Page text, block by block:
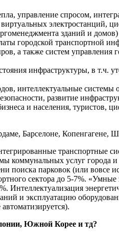
управление спросом,
электростанций,
зданий и домов)
городской транспортной
а также систем
инфраструктуры, в т.ч.
интеллектуальные системы
развитие
и населения, туристов,
Барселоне,
транспортные
коммунальных услуг города
парковок (или вовсе
сектора до 5-7%.
Интеллектуализация
и эксплуатацию
Южной Корее и тд?